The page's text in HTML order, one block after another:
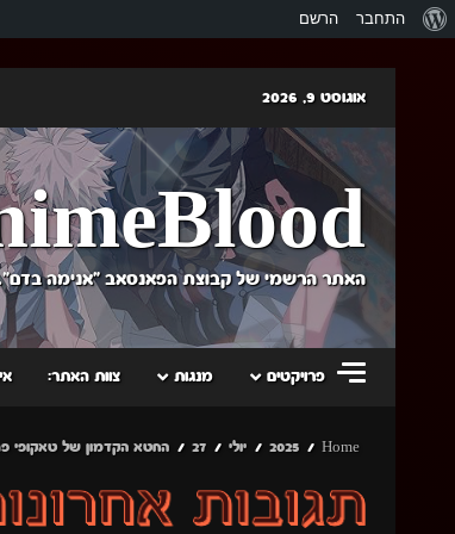
אודות
התחבר הרשם
content
אוגוסט 9, 2026
האתר הרשמי של קבוצת הפאנסאב "אנימה
פרויקטים מנגות צוות האתר:
Home
2025 יולי 27 החטא הקדמון של טאקופי